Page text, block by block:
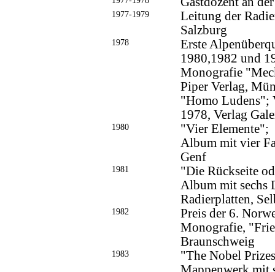
1977-1979
Leitung der
Salzburg
1978
Erste
1980,1982 und
Monografie
Piper Verlag,
"Homo Ludens";
1978, Verlag
1980
"Vier Elemente";
Album mit vier
Genf
1981
"Die Rückseite
Album mit sechs
Radierplatten,
1982
Preis der 6.
Monografie,
Braunschweig
1983
"The Nobel